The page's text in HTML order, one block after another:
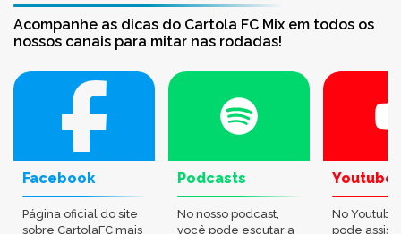
Acompanhe as dicas do Cartola FC Mix em todos os
nossos canais para mitar nas rodadas!
Facebook
Página oficial do site
sobre CartolaFC mais
Podcasts
No nosso podcast,
você pode escutar a
Youtube
No
pode